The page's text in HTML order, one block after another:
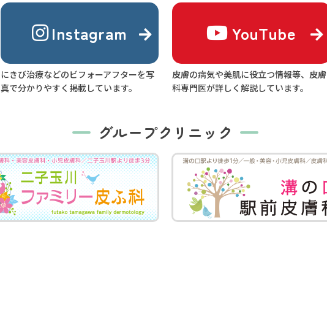
Instagram
にきび治療などのビフォーアフターを写
真で分かりやすく掲載しています。
YouTube
皮膚の病気や美肌に役立つ情報等、皮膚
科専門医が詳しく解説しています。
グループクリニック